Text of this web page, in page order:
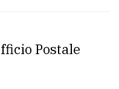
Postale